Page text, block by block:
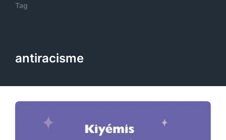
Tag
antiracisme